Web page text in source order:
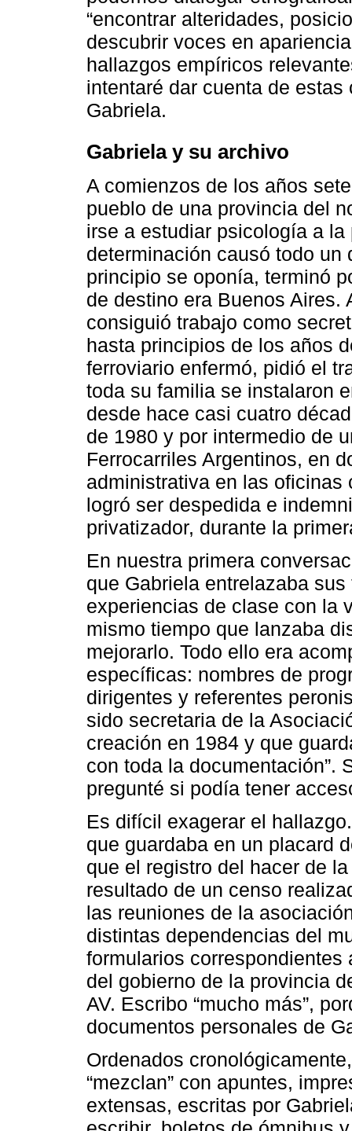
“encontrar alteridades,
descubrir voces en
hallazgos empíricos
intentaré dar cuenta de
Gabriela.
Gabriela y su archivo
A comienzos de los años
pueblo de una provincia del
irse a estu­diar psicología a
determinación causó todo un
principio se oponía, terminó
de destino era Buenos
consiguió trabajo como
hasta principios de los años
ferroviario enfermó, pidió el
toda su familia se instalaron
desde hace casi cuatro
de 1980 y por intermedio de
Ferrocarriles Argentinos, en
administrativa en las oficinas
logró ser despedida e
privatizador, durante la
En nuestra primera
que Gabriela entrelazaba
experiencias de clase con la
mismo tiempo que lanzaba
mejorarlo. Todo ello era
específicas: nombres de
dirigentes y referentes
sido secretaria de la
creación en 1984 y que
con toda la documentación”.
pregunté si podía tener
Es difícil exagerar el
que guardaba en un placard
que el registro del hacer de
resultado de un censo
las reuniones de la
distintas dependencias del
formularios
del gobierno de la provincia
AV. Escribo “mucho más”,
documentos personales de
Ordenados
“mezclan” con apuntes,
extensas, escritas por